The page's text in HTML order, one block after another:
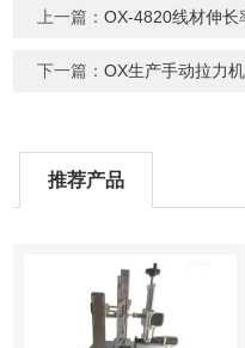
上一篇：OX-4820线材伸长率
下一篇：OX生产手动拉力机，手
推荐产品